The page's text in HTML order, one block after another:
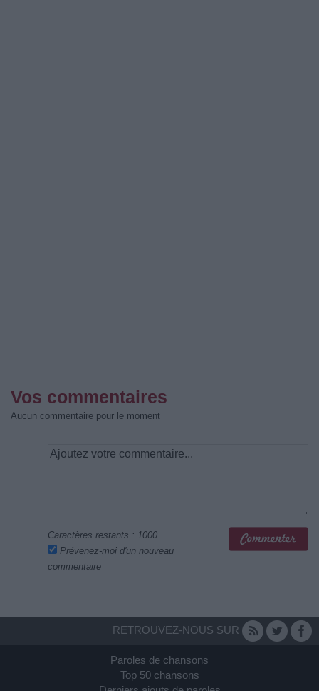
Vos commentaires
Aucun commentaire pour le moment
Caractères restants : 1000
Prévenez-moi d'un nouveau
commentaire
RETROUVEZ-NOUS SUR
Paroles de chansons
Top 50 chansons